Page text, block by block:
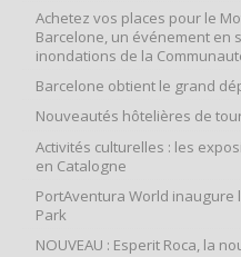
Achetez vos places pour le
Barcelone, un événement en
inondations de la
Barcelone obtient le grand
Nouveautés hôtelières de
Activités culturelles : les
en Catalogne
PortAventura World
Park
NOUVEAU : Esperit Roca, la